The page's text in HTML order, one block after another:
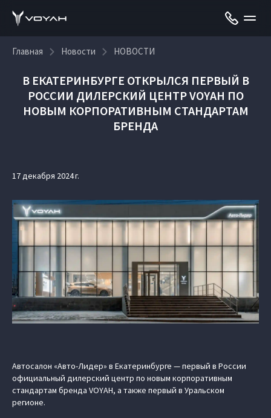
Главная Новости НОВОСТИ
В ЕКАТЕРИНБУРГЕ ОТКРЫЛСЯ ПЕРВЫЙ В
РОССИИ ДИЛЕРСКИЙ ЦЕНТР VOYAH ПО
НОВЫМ КОРПОРАТИВНЫМ СТАНДАРТАМ
БРЕНДА
17 декабря 2024 г.
Автосалон «Авто-Лидер» в Екатеринбурге — первый в России
официальный дилерский центр по новым корпоративным
стандартам бренда VOYAH, а также первый в Уральском
регионе.